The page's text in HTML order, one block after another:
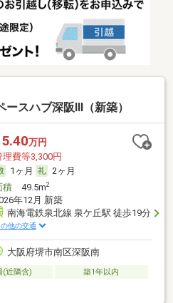
ースハブ深阪Ⅲ（新築）
万円
理費等3,300円
1ヶ月
2ヶ月
積49.5m2
年12月 新築
南海電鉄泉北線 泉ケ丘駅 徒歩19分
の他の交通
大阪府堺市南区深阪南
(近隣含)
築1年以内